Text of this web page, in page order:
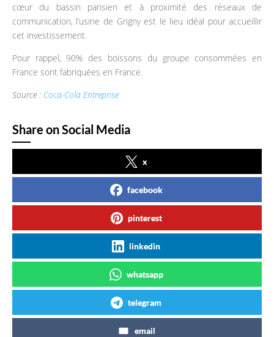
cœur du bassin parisien et à proximité des réseaux de
communication, l’usine de Grigny est le lieu idéal pour accueillir
cet investissement.
Pour rappel, 90% des boissons du groupe consommées en
France sont fabriquées en France.
Source : Coca-Cola Entreprise
Share on Social Media
x
facebook
pinterest
linkedin
whatsapp
telegram
email